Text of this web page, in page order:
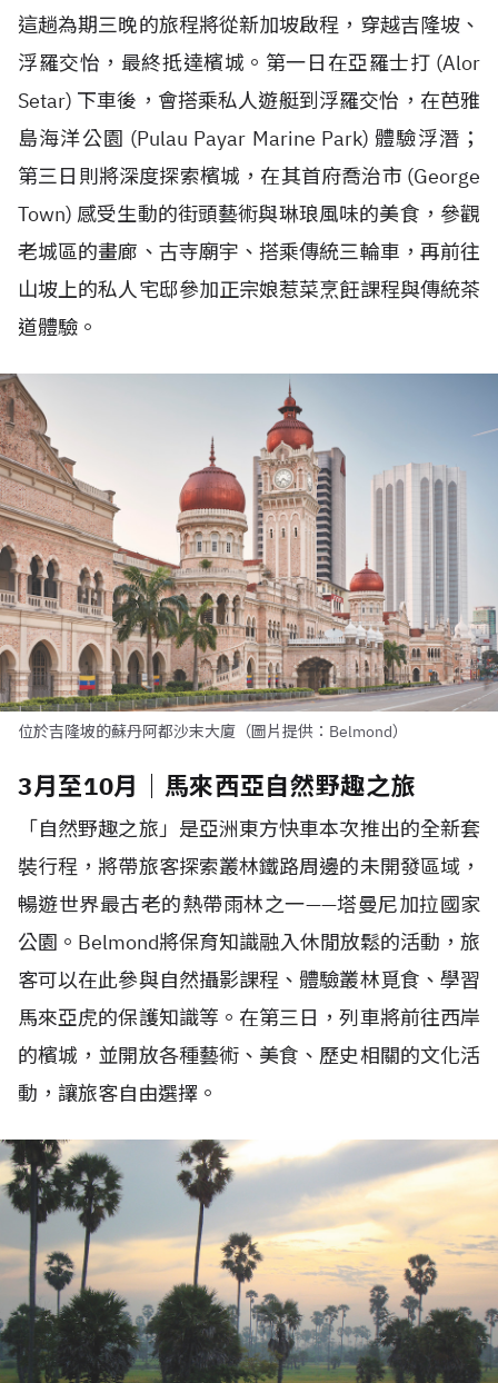
這趟為期三晚的旅程將從新加坡啟程，穿越吉隆坡、
浮羅交怡，最終抵達檳城。第一日在亞羅士打 (Alor
Setar) 下車後，會搭乘私人遊艇到浮羅交怡，在芭雅
島海洋公園 (Pulau Payar Marine Park) 體驗浮潛；
第三日則將深度探索檳城，在其首府喬治市 (George
Town) 感受生動的街頭藝術與琳琅風味的美食，參觀
老城區的畫廊、古寺廟宇、搭乘傳統三輪車，再前往
山坡上的私人宅邸參加正宗娘惹菜烹飪課程與傳統茶
道體驗。
位於吉隆坡的蘇丹阿都沙末大廈（圖片提供：Belmond）
3月至10月｜馬來西亞自然野趣之旅
「自然野趣之旅」是亞洲東方快車本次推出的全新套
裝行程，將帶旅客探索叢林鐵路周邊的未開發區域，
暢遊世界最古老的熱帶雨林之一——塔曼尼加拉國家
公園。Belmond將保育知識融入休閒放鬆的活動，旅
客可以在此參與自然攝影課程、體驗叢林覓食、學習
馬來亞虎的保護知識等。在第三日，列車將前往西岸
的檳城，並開放各種藝術、美食、歷史相關的文化活
動，讓旅客自由選擇。